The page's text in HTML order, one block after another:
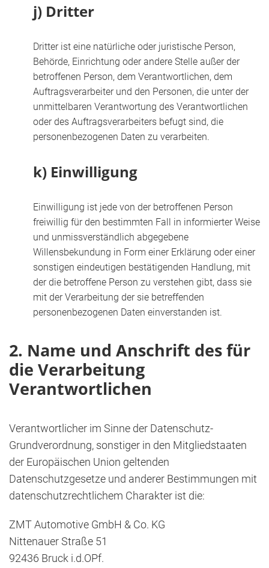
j) Dritter
Dritter ist eine natürliche oder juristische Person,
Behörde, Einrichtung oder andere Stelle außer der
betroffenen Person, dem Verantwortlichen, dem
Auftragsverarbeiter und den Personen, die unter der
unmittelbaren Verantwortung des Verantwortlichen
oder des Auftragsverarbeiters befugt sind, die
personenbezogenen Daten zu verarbeiten.
k) Einwilligung
Einwilligung ist jede von der betroffenen Person
freiwillig für den bestimmten Fall in informierter Weise
und unmissverständlich abgegebene
Willensbekundung in Form einer Erklärung oder einer
sonstigen eindeutigen bestätigenden Handlung, mit
der die betroffene Person zu verstehen gibt, dass sie
mit der Verarbeitung der sie betreffenden
personenbezogenen Daten einverstanden ist.
2. Name und Anschrift des für
die Verarbeitung
Verantwortlichen
Verantwortlicher im Sinne der Datenschutz-
Grundverordnung, sonstiger in den Mitgliedstaaten
der Europäischen Union geltenden
Datenschutzgesetze und anderer Bestimmungen mit
datenschutzrechtlichem Charakter ist die:
ZMT Automotive GmbH & Co. KG
Nittenauer Straße 51
92436 Bruck i.d.OPf.